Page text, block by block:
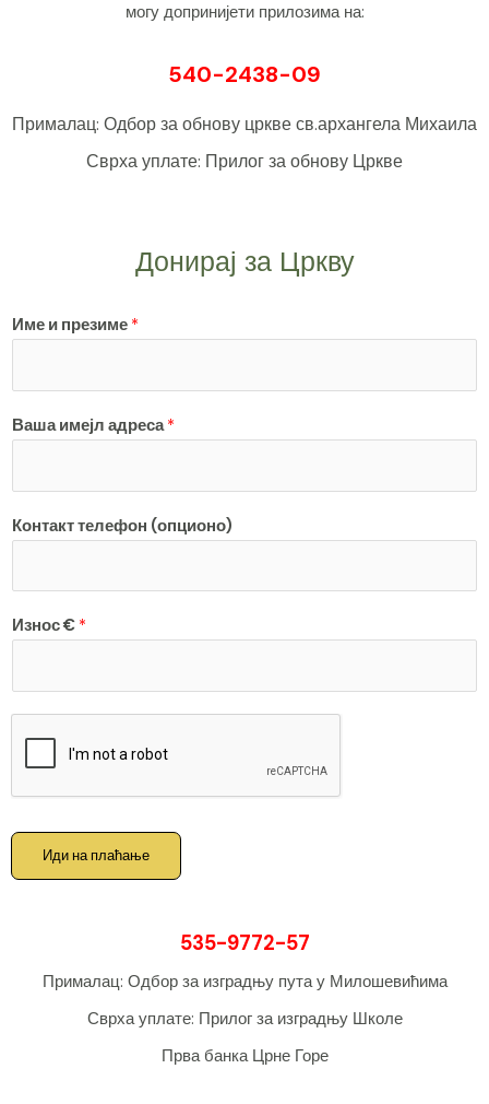
могу допринијети прилозима на:
540-2438-09
Прималац: Одбор за обнову цркве св.архангела Михаила
Сврха уплате: Прилог за обнову Цркве
Донирај за Цркву
Име и презиме *
Ваша имејл адреса*
Контакт телефон (опционо)
Износ € *
Иди на плаћање
535-9772-57
Прималац: Одбор за изградњу пута у Милошевићима
Сврха уплате: Прилог за изградњу Школе
Прва банка Црне Горе